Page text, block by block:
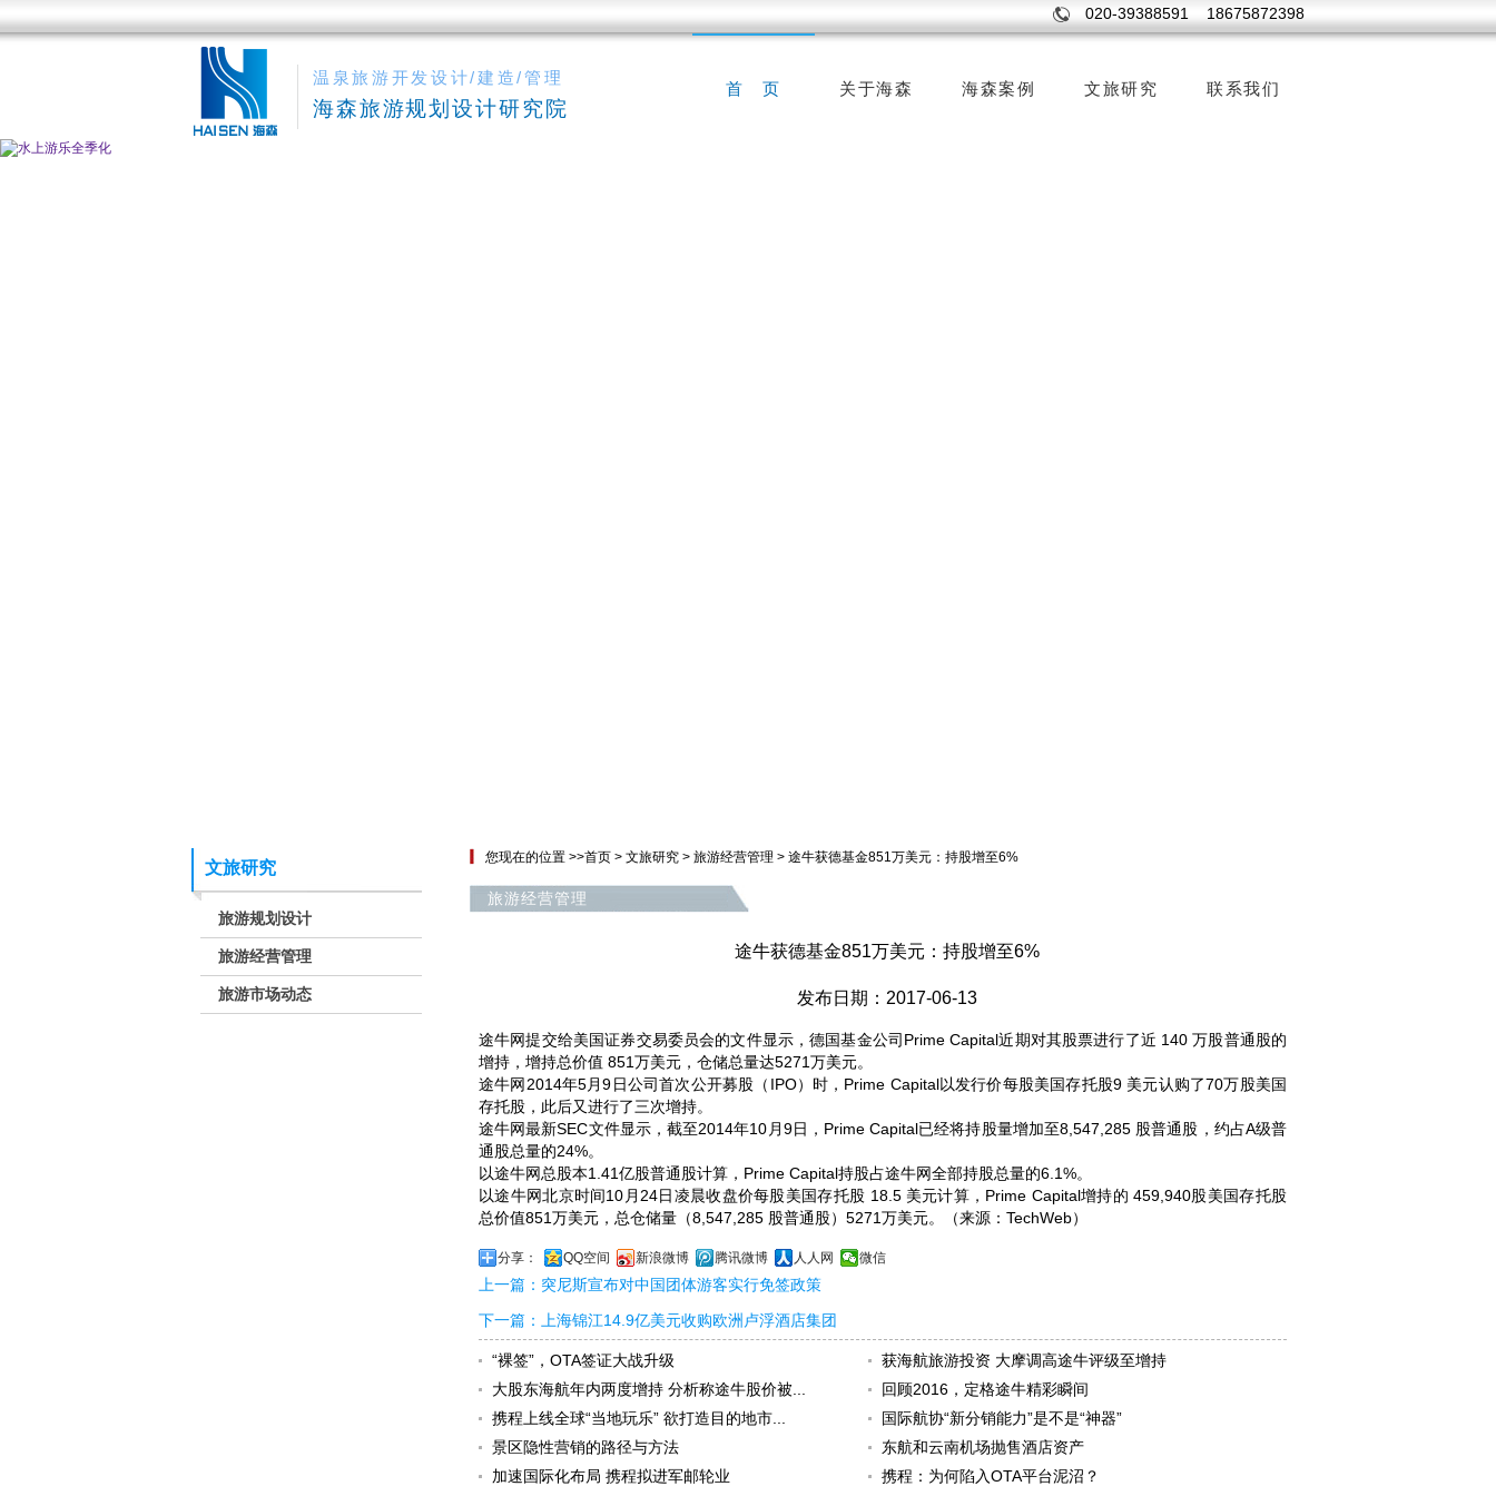
020-39388591 18675872398
温泉旅游开发设计/建造/管理
海森旅游规划设计研究院
首 页 关于海森 海森案例 文旅研究 联系我们
文旅研究
旅游规划设计
旅游经营管理
旅游市场动态
您现在的位置 >>首页 > 文旅研究 > 旅游经营管理 > 途牛获德基金851万美元：持股增至6%
旅游经营管理
途牛获德基金851万美元：持股增至6%
发布日期：2017-06-13
途牛网提交给美国证券交易委员会的文件显示，德国基金公司Prime Capital近期对其股票进行了近 140 万股普通股的
增持，增持总价值 851万美元，仓储总量达5271万美元。
途牛网2014年5月9日公司首次公开募股（IPO）时，Prime Capital以发行价每股美国存托股9 美元认购了70万股美国
存托股，此后又进行了三次增持。
途牛网最新SEC文件显示，截至2014年10月9日，Prime Capital已经将持股量增加至8,547,285 股普通股，约占A级普
通股总量的24%。
以途牛网总股本1.41亿股普通股计算，Prime Capital持股占途牛网全部持股总量的6.1%。
以途牛网北京时间10月24日凌晨收盘价每股美国存托股 18.5 美元计算，Prime Capital增持的 459,940股美国存托股
总价值851万美元，总仓储量（8,547,285 股普通股）5271万美元。（来源：TechWeb）
分享： QQ空间 新浪微博 腾讯微博 人人网 微信
上一篇： 突尼斯宣布对中国团体游客实行免签政策
下一篇：
上海锦江14.9亿美元收购欧洲卢浮酒店集团
“裸签”，OTA签证大战升级
获海航旅游投资 大摩调高途牛评级至增持
大股东海航年内两度增持 分析称途牛股价被...
回顾2016，定格途牛精彩瞬间
携程上线全球“当地玩乐” 欲打造目的地市...
国际航协“新分销能力”是不是“神器”
景区隐性营销的路径与方法
东航和云南机场抛售酒店资产
加速国际化布局 携程拟进军邮轮业
携程：为何陷入OTA平台泥沼？